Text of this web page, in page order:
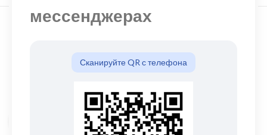
мессенджерах
Сканируйте QR с телефона
Нажмите, чтобы увеличить